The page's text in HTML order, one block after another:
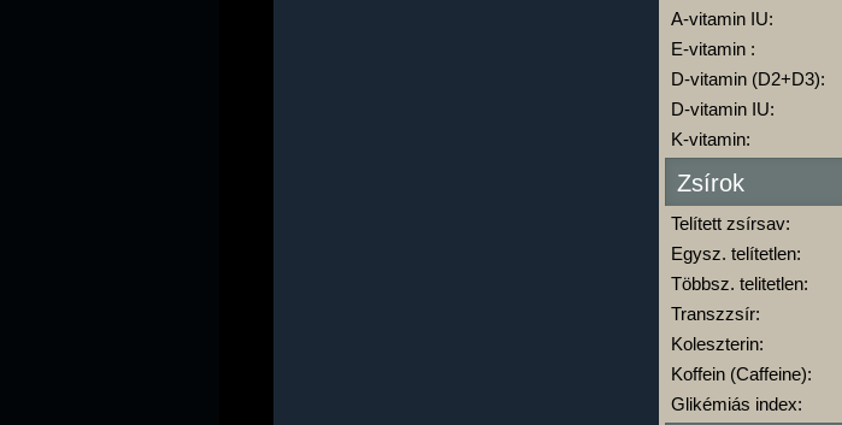
A-vitamin IU:
E-vitamin :
D-vitamin (D2+D3):
D-vitamin IU:
K-vitamin:
Zsírok
Telített zsírsav:
Egysz. telítetlen:
Többsz. telitetlen:
Transzzsír:
Koleszterin:
Koffein (Caffeine):
Glikémiás index: